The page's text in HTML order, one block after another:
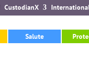
sezione International del
CustodianX
Salute